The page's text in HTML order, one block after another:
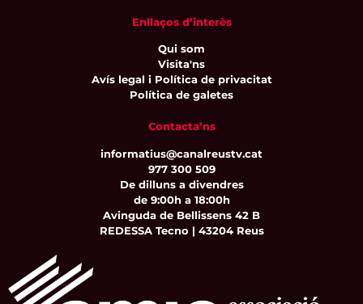
Enllaços d’interès
Qui som
Visita'ns
Avís legal i Política de privacitat
Política de galetes
Contacta’ns
informatius@canalreustv.cat
977 300 509
De dilluns a divendres
de 9:00h a 18:00h
Avinguda de Bellissens 42 B
REDESSA Tecno | 43204 Reus